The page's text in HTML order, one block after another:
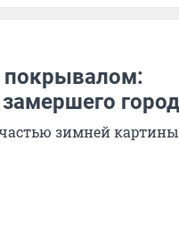
покрывалом:
зимней картины